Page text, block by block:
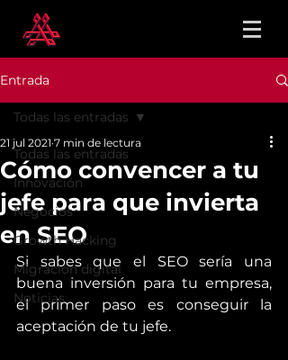
Entrada
Todas las entradas
Innovación
Negocios
Growth Hacking
Migración digital
Noticias
Todas las entradas
Cómo convencer a tu
jefe para que invierta
en SEO
21 jul 2021 7 min de lectura
Si sabes que el SEO sería una
buena inversión para tu empresa,
el primer paso es conseguir la
aceptación de tu jefe.